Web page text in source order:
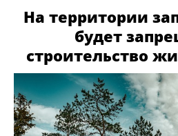
На территории
будет
строительство